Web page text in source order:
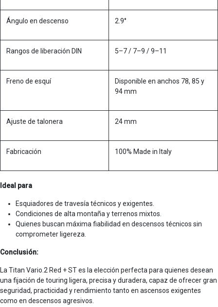
Ángulo en descenso 2.9°
Rangos de liberación DIN 5–7 / 7–9 / 9–11
Freno de esquí
Disponible en anchos 78, 85 y
94 mm
Ajuste de talonera 24 mm
Fabricación 100% Made in Italy
Ideal para
Esquiadores de travesía técnicos y exigentes.
Condiciones de alta montaña y terrenos mixtos.
Quienes buscan máxima fiabilidad en descensos técnicos sin
comprometer ligereza.
Conclusión:
La Titan Vario.2 Red + ST es la elección perfecta para quienes desean
una fijación de touring ligera, precisa y duradera, capaz de ofrecer gran
seguridad, practicidad y rendimiento tanto en ascensos exigentes
como en descensos agresivos.